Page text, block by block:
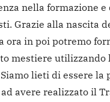
nella formazione e
Grazie alla nascita
ora in poi potremo
mestiere utilizzando
lieti di essere la
avere realizzato il